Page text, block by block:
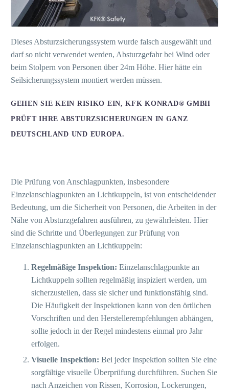
Dieses Absturzsicherungssystem wurde falsch ausgewählt und
darf so nicht verwendet werden, Absturzgefahr bei Wind oder
beim Stolpern von Personen über 24m Höhe. Hier hätte ein
Seilsicherungssystem montiert werden müssen.
GEHEN SIE KEIN RISIKO EIN, KFK KONRAD® GMBH
PRÜFT IHRE ABSTURZSICHERUNGEN IN GANZ
DEUTSCHLAND UND EUROPA.
Die Prüfung von Anschlagpunkten, insbesondere
Einzelanschlagpunkten an Lichtkuppeln, ist von entscheidender
Bedeutung, um die Sicherheit von Personen, die Arbeiten in der
Nähe von Absturzgefahren ausführen, zu gewährleisten. Hier
sind die Schritte und Überlegungen zur Prüfung von
Einzelanschlagpunkten an Lichtkuppeln:
Regelmäßige Inspektion: Einzelanschlagpunkte an
Lichtkuppeln sollten regelmäßig inspiziert werden, um
sicherzustellen, dass sie sicher und funktionsfähig sind.
Die Häufigkeit der Inspektionen kann von den örtlichen
Vorschriften und den Herstellerempfehlungen abhängen,
sollte jedoch in der Regel mindestens einmal pro Jahr
erfolgen.
Visuelle Inspektion: Bei jeder Inspektion sollten Sie eine
sorgfältige visuelle Überprüfung durchführen. Suchen Sie
nach Anzeichen von Rissen, Korrosion, Lockerungen,